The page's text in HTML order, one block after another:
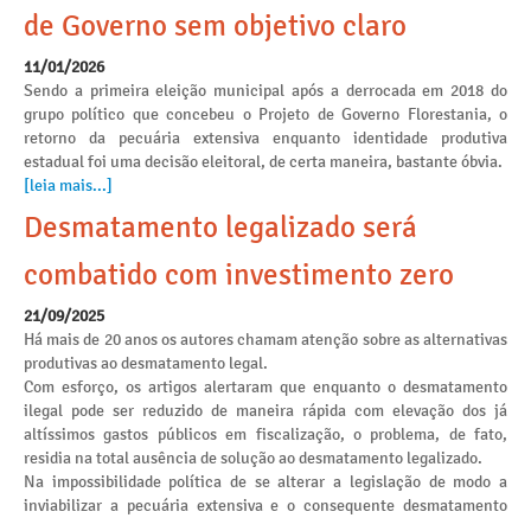
de Governo sem objetivo claro
11/01/2026
Sendo a primeira eleição municipal após a derrocada em 2018 do
grupo político que concebeu o Projeto de Governo Florestania, o
retorno da pecuária extensiva enquanto identidade produtiva
estadual foi uma decisão eleitoral, de certa maneira, bastante óbvia.
[leia mais...]
Desmatamento legalizado será
combatido com investimento zero
21/09/2025
Há mais de 20 anos os autores chamam atenção sobre as alternativas
produtivas ao desmatamento legal.
Com esforço, os artigos alertaram que enquanto o desmatamento
ilegal pode ser reduzido de maneira rápida com elevação dos já
altíssimos gastos públicos em fiscalização, o problema, de fato,
residia na total ausência de solução ao desmatamento legalizado.
Na impossibilidade política de se alterar a legislação de modo a
inviabilizar a pecuária extensiva e o consequente desmatamento